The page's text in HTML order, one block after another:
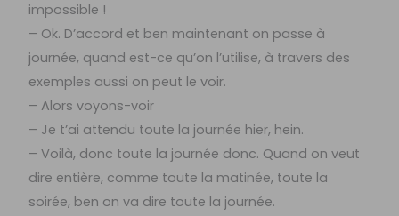
impossible !
– Ok. D’accord et ben maintenant on passe à
journée, quand est-ce qu’on l’utilise, à travers des
exemples aussi on peut le voir.
– Alors voyons-voir
– Je t’ai attendu toute la journée hier, hein.
– Voilà, donc toute la journée donc. Quand on veut
dire entière, comme toute la matinée, toute la
soirée, ben on va dire toute la journée.